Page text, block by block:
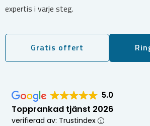
expertis i varje steg.
Gratis offert
5.0
Topprankad tjänst 2026
verifierad av: Trustindex